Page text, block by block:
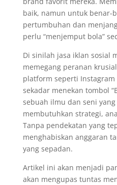
baik, namun untuk benar-
pertumbuhan dan
perlu “menjemput bola”
Di sinilah jasa iklan sosial
memegang peranan
platform seperti Instagram
sekadar menekan tombol
sebuah ilmu dan seni
membutuhkan strategi,
Tanpa pendekatan yang
menghabiskan anggaran
yang sepadan.
Artikel ini akan menjadi
akan mengupas tuntas